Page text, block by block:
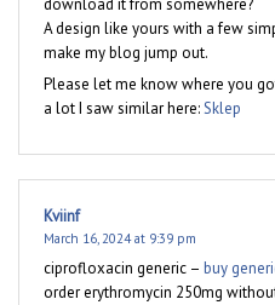
A design like yours with a few
make my blog jump out.
Please let me know where you
a lot I saw similar here:Sklep
Kviinf
March 16, 2024 at 9:39 pm
ciprofloxacin generic – buy
order erythromycin 250mg